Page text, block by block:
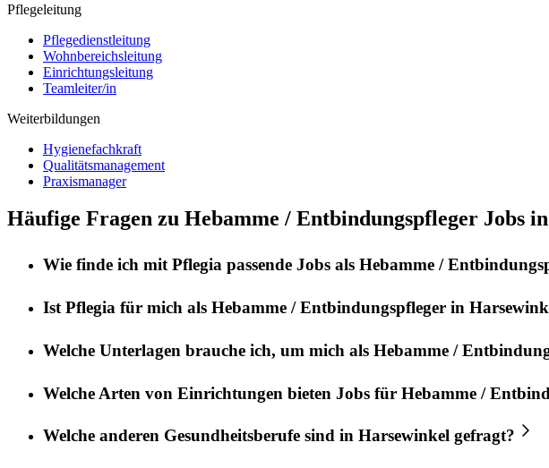
Pflegeleitung
Pflegedienstleitung
Wohnbereichsleitung
Einrichtungsleitung
Teamleiter/in
Weiterbildungen
Hygienefachkraft
Qualitätsmanagement
Praxismanager
Häufige Fragen zu Hebamme / Entbindungspfleger Jobs
Wie finde ich mitPflegia passende Jobs als Hebamme /
Ist Pflegia für mich als Hebamme / Entbindungspfleger in
Welche Unterlagen brauche ich, um mich als Hebamme /
Welche Arten von Einrichtungen bieten Jobs für Hebamme /
Welche anderen Gesundheitsberufe sind in Harsewinkel gefragt?